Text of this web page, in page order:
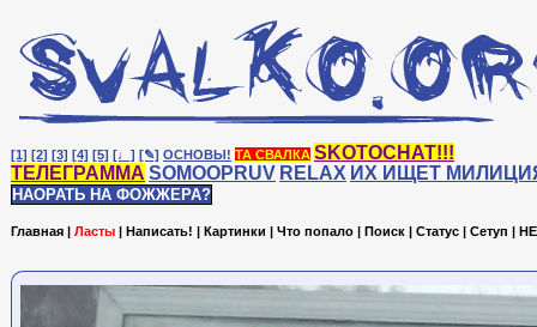
[1] [2] [3] [4] [5] [♩] [✎] ОСНОВЫ! ТА СВАЛКА SKOTOCHAT!!!
ТЕЛЕГРАММА SOMOOPRUV RELAX ИХ ИЩЕТ
НАОРАТЬ НА ФОЖЖЕРА?
Главная | Ласты | Написать! | Картинки | Что попало | Поиск | Статус | Сетуп |